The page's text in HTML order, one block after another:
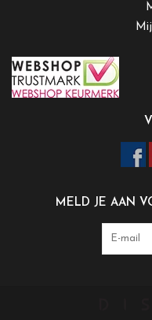
MELD JE AAN